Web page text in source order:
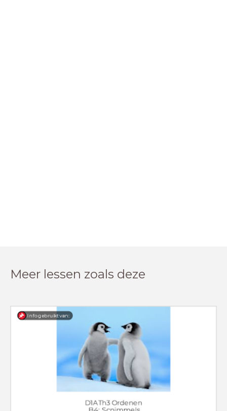
Meer lessen zoals deze